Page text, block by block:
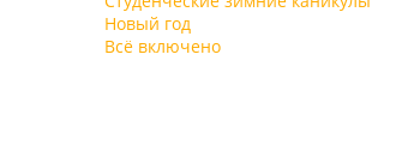
Новый год
Всё включено